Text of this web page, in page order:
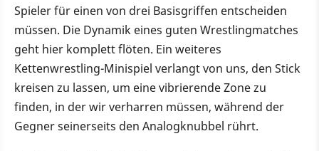
Spieler für einen von drei Basisgriffen entscheiden
müssen. Die Dynamik eines guten Wrestlingmatches
geht hier komplett flöten. Ein weiteres
Kettenwrestling-Minispiel verlangt von uns, den Stick
kreisen zu lassen, um eine vibrierende Zone zu
finden, in der wir verharren müssen, während der
Gegner seinerseits den Analogknubbel rührt.